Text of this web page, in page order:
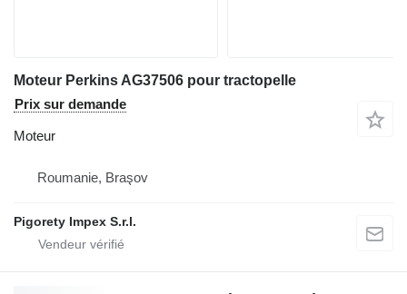
Moteur Perkins AG37506 pour tractopelle
Prix sur demande
Moteur
Roumanie, Braşov
Pigorety Impex S.r.l.